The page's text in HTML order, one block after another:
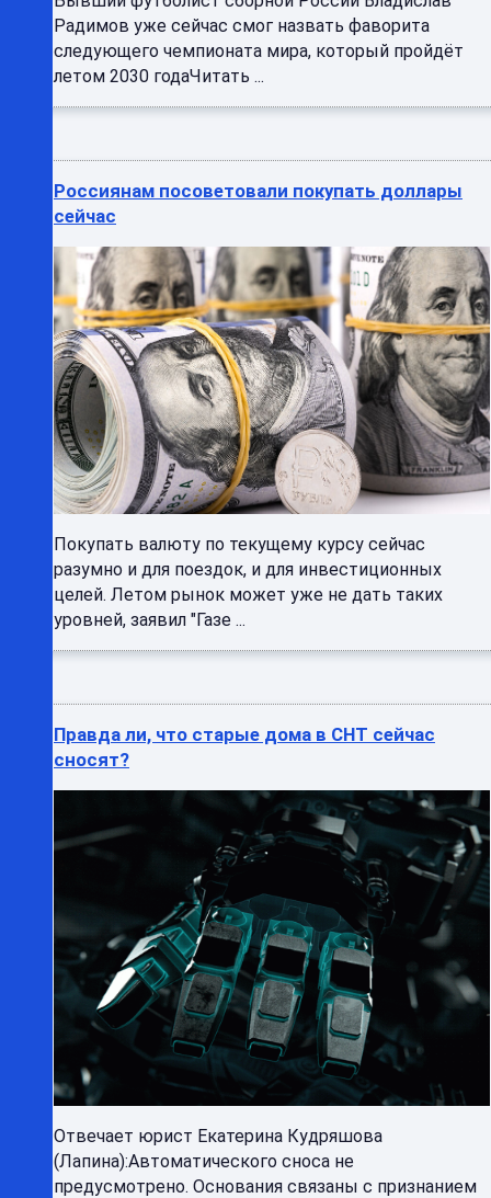
Радимов уже сейчас смог назвать фаворита
следующего чемпионата мира, который пройдёт
летом 2030 годаЧитать ...
Россиянам посоветовали покупать доллары
сейчас
Покупать валюту по текущему курсу сейчас
разумно и для поездок, и для инвестиционных
целей. Летом рынок может уже не дать таких
уровней, заявил "Газе ...
Правда ли, что старые дома в СНТ сейчас
сносят?
Отвечает юрист Екатерина Кудряшова
(Лапина):Автоматического сноса не
предусмотрено. Основания связаны с признанием